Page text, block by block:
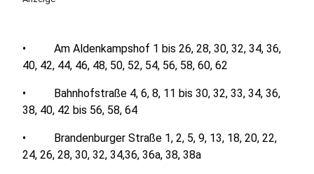
• Am Aldenkampshof 1 bis 26, 28, 30, 32, 34, 36,
40, 42, 44, 46, 48, 50, 52, 54, 56, 58, 60, 62
• Bahnhofstraße 4, 6, 8, 11 bis 30, 32, 33, 34, 36,
38, 40, 42 bis 56, 58, 64
• Brandenburger Straße 1, 2, 5, 9, 13, 18, 20, 22,
24, 26, 28, 30, 32, 34,36, 36a, 38, 38a